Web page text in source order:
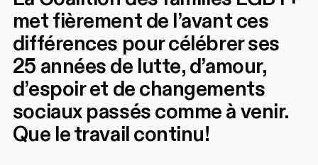
met fièrement de l’avant ces
différences pour célébrer ses
25 années de lutte, d’amour,
d’espoir et de changements
sociaux passés comme à venir.
Que le travail continu!